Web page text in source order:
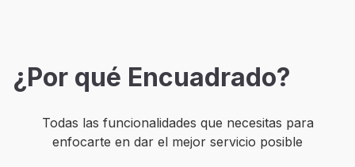
¿Por qué Encuadrado?
Todas las funcionalidades que necesitas para
enfocarte en dar el mejor servicio posible